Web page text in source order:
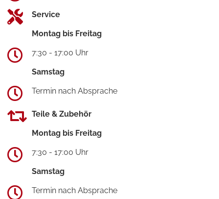
Service
Montag bis Freitag
7:30 - 17:00 Uhr
Samstag
Termin nach Absprache
Teile & Zubehör
Montag bis Freitag
7:30 - 17:00 Uhr
Samstag
Termin nach Absprache